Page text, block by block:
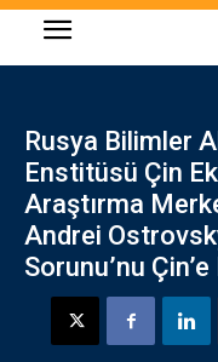
Rusya Bilimler
Enstitüsü Çin
Araştırma
Andrei
Sorunu’nu Çin’e